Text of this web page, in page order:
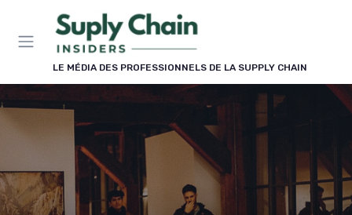
LE MÉDIA DES PROFESSIONNELS DE LA SUPPLY CHAIN
Panneau de gestion des cookies